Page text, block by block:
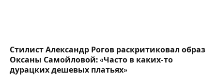
Стилист Александр Рогов раскритиковал образ
Оксаны Самойловой: «Часто в каких-то
дурацких дешевых платьях»